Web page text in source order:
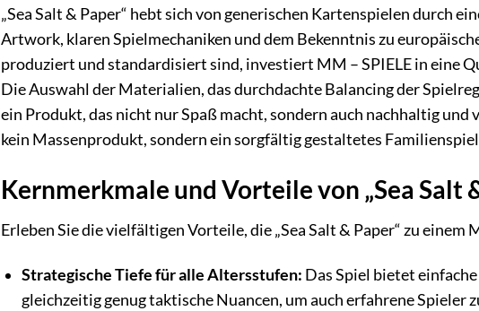
„Sea Salt & Paper“ hebt sich von generischen Kartenspielen durch
Artwork, klaren Spielmechaniken und dem Bekenntnis zu
produziert und standardisiert sind, investiert MM – SPIELE in eine
Die Auswahl der Materialien, das durchdachte Balancing der
ein Produkt, das nicht nur Spaß macht, sondern auch nachhaltig
kein Massenprodukt, sondern ein sorgfältig gestaltetes
Kernmerkmale und Vorteile von „Sea Salt
Erleben Sie die vielfältigen Vorteile, die „Sea Salt & Paper“ zu einem
Strategische Tiefe für alle Altersstufen: Das Spiel bietet
gleichzeitig genug taktische Nuancen, um auch erfahrene Spieler